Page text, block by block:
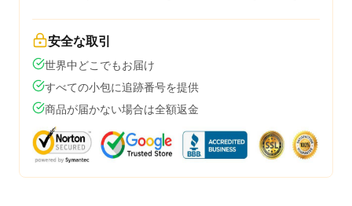
安全な取引
世界中どこでもお届け
すべての小包に追跡番号を提供
商品が届かない場合は全額返金